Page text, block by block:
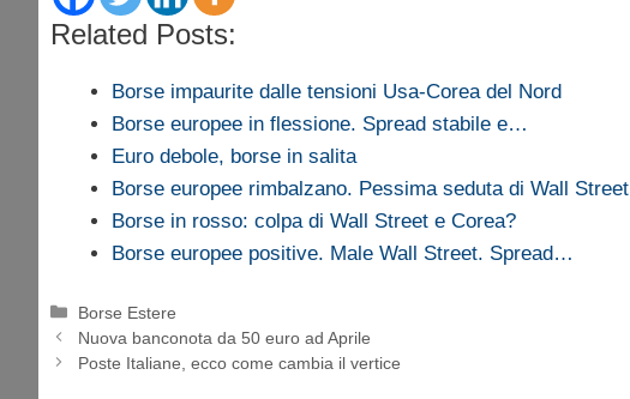
Related Posts:
Borse impaurite dalle tensioni Usa-Corea del Nord
Borse europee in flessione. Spread stabile e…
Euro debole, borse in salita
Borse europee rimbalzano. Pessima seduta di Wall Street
Borse in rosso: colpa di Wall Street e Corea?
Borse europee positive. Male Wall Street. Spread…
Categorie
Borse Estere
Nuova banconota da 50 euro ad Aprile
Poste Italiane, ecco come cambia il vertice